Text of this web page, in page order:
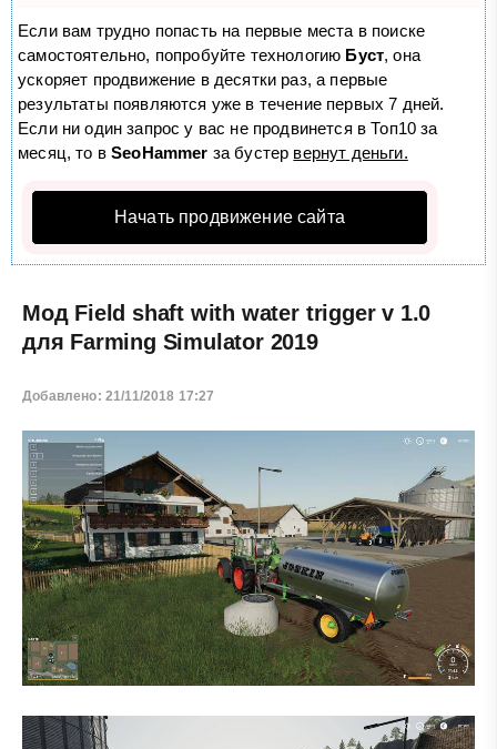
Если вам трудно попасть на первые места в поиске
самостоятельно, попробуйте технологию Буст, она
ускоряет продвижение в десятки раз, а первые
результаты появляются уже в течение первых 7 дней.
Если ни один запрос у вас не продвинется в Топ10 за
месяц, то вSeoHammer за бустер вернут деньги.
Начать продвижение сайта
Мод Field shaft with water trigger v 1.0
для Farming Simulator 2019
Добавлено: 21/11/2018 17:27